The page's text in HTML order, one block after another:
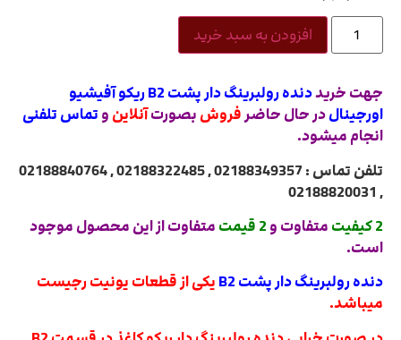
افزودن به سبد خرید
جهت خرید
دنده رولبرینگ دار پشت B2 ریکو آفیشیو
اورجینالدر حال حاضرفروش بصورتآنلاین و تماس تلفنی
انجام میشود.
تلفن تماس : 02188349357 , 02188322485 , 02188840764
, 02188820031
2 کیفیت
متفاوت و 2 قیمت
متفاوت از این محصول موجود
است.
دنده رولبرینگ دار پشت B2
یکی از قطعات یونیت رجیست
میباشد.